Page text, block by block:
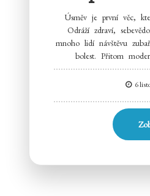
Úsměv je první věc,
Odráží zdraví,
mnoho lidí návštěvu
bolest. Přitom
6